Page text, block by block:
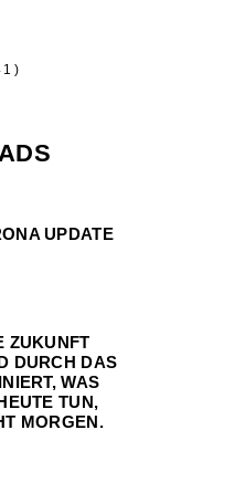
UPDATE
ZUKUNFT
DURCH DAS
WAS
TUN,
MORGEN.